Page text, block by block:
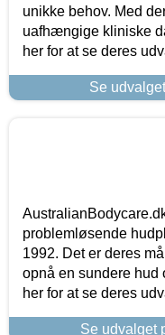
unikke behov. Med
uafhængige kliniske
her for at se deres
Se
problemløsende
1992. Det er deres
opnå en sundere
her for at se deres
Se udvalget